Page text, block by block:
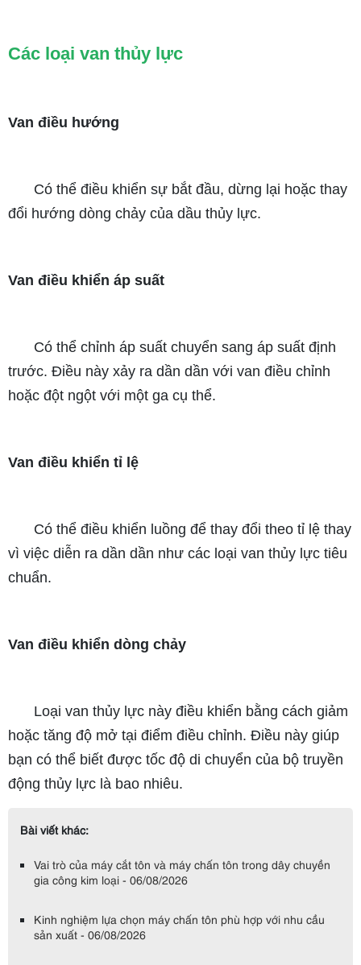
Các loại van thủy lực
Van điều hướng
Có thể điều khiển sự bắt đầu, dừng lại hoặc thay
đổi hướng dòng chảy của dầu thủy lực.
Van điều khiển áp suất
Có thể chỉnh áp suất chuyển sang áp suất định
trước. Điều này xảy ra dần dần với van điều chỉnh
hoặc đột ngột với một ga cụ thể.
Van điều khiển tỉ lệ
Có thể điều khiển luồng để thay đổi theo tỉ lệ thay
vì việc diễn ra dần dần như các loại van thủy lực tiêu
chuẩn.
Van điều khiển dòng chảy
Loại van thủy lực này điều khiển bằng cách giảm
hoặc tăng độ mở tại điểm điều chỉnh. Điều này giúp
bạn có thể biết được tốc độ di chuyển của bộ truyền
động thủy lực là bao nhiêu.
Bài viết khác:
Vai trò của máy cắt tôn và máy chấn tôn trong dây chuyền
gia công kim loại - 06/08/2026
Kinh nghiệm lựa chọn máy chấn tôn phù hợp với nhu cầu
sản xuất - 06/08/2026